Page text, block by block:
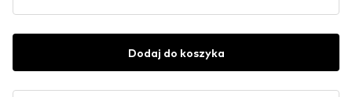
Dodaj do koszyka